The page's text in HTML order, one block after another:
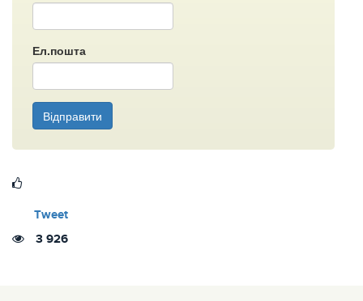
Ел.пошта
Відправити
Tweet
3 926